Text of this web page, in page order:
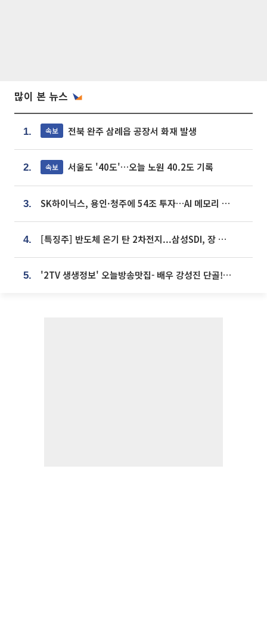
많이 본 뉴스
1. 속보 전북 완주 삼례읍 공장서 화재 발생
2. 속보 서울도 '40도'…오늘 노원 40.2도 기록
3. SK하이닉스, 용인·청주에 54조 투자…AI 메모리 생산기지 키운다
4. [특징주] 반도체 온기 탄 2차전지...삼성SDI, 장 초반 7% 넘게 껑충
5. '2TV 생생정보' 오늘방송맛집- 배우 강성진 단골! 쌀국수ㆍ푸팟퐁 커리 맛집 '블○○○'